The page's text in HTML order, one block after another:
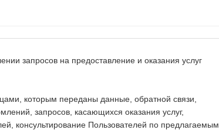
запросов на предоставление и оказания услуг
которым переданы данные, обратной связи,
запросов, касающихся оказания услуг,
консультирование Пользователей по предлагаемым